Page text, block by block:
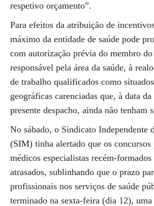
respetivo orçamento”.
Para efeitos da atribuição de
máximo da entidade de saúde pode
com autorização prévia do membro
responsável pela área da saúde, à
de trabalho qualificados como
geográficas carenciadas que, à data
presente despacho, ainda não tenham
No sábado, o Sindicato Independente
(SIM) tinha alertado que os concursos
médicos especialistas recém-formados
atrasados, sublinhando que o prazo
profissionais nos serviços de saúde
terminado na sexta-feira (dia 12), uma